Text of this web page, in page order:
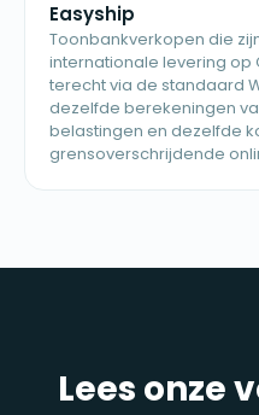
Easyship
Toonbankverkopen die
internationale levering op
terecht via de standaard
dezelfde berekeningen
belastingen en dezelfde
grensoverschrijdende
Lees onze